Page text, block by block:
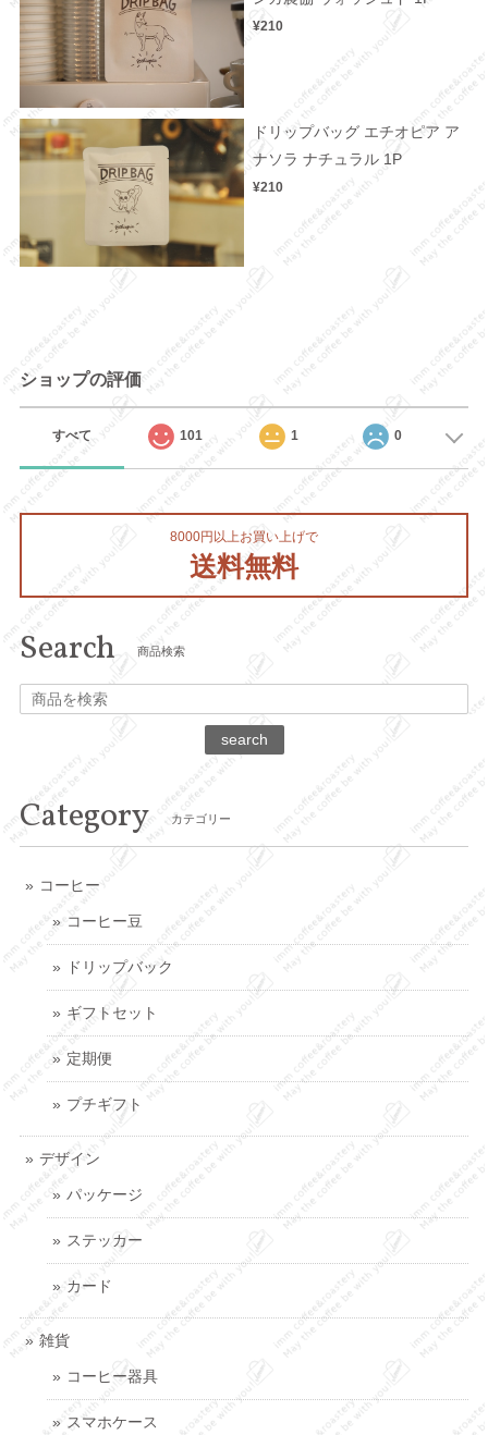
¥210
ドリップバッグ エチオピア ア
ナソラ ナチュラル 1P
¥210
ショップの評価
すべて 101 1 0
8000円以上お買い上げで
送料無料
Search 商品検索
search
Category カテゴリー
コーヒー
コーヒー豆
ドリップバック
ギフトセット
定期便
プチギフト
デザイン
パッケージ
ステッカー
カード
雑貨
コーヒー器具
スマホケース